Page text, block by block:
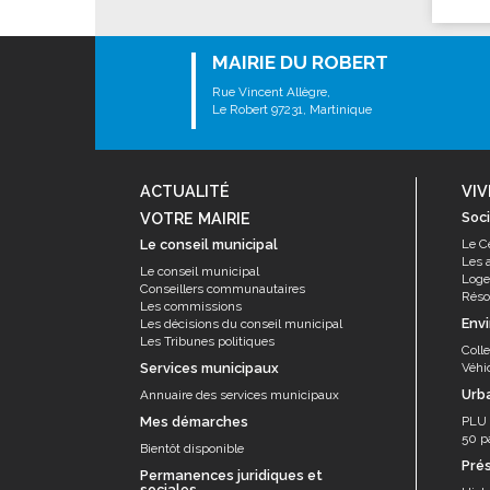
Les droits et obligations
Faire une demande de subvention
Les activités des associations
Infos baignade
Infos sargasse
Toilettes publiques
Stationnement
Les marchés
Le funéraire
SANTÉ
Annuaire santé
MAIRIE DU ROBERT
Rue Vincent Allègre,
Le Robert 97231, Martinique
ACTUALITÉ
VOTRE MAIRIE
Le conseil municipal
Le conseil municipal
Conseillers communautaires
Les commissions
Les décisions du conseil municipal
Les Tribunes politiques
Services municipaux
Annuaire des services municipaux
Mes démarches
Bientôt disponible
Permanences juridiques et
Le
Les
PLU
50